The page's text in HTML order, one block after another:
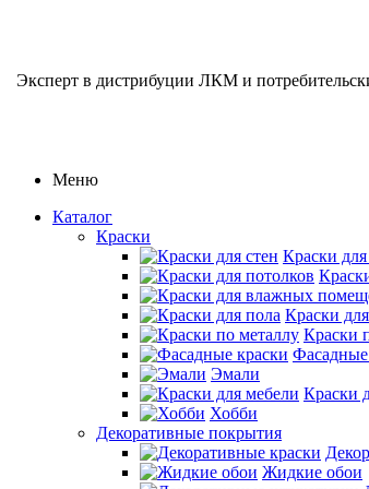
Эксперт в дистрибуции ЛКМ и
Меню
Каталог
Краски
Краски для
Краски
Краски
Фасадные
Эмали
Краски
Хобби
Декоративные покрытия
Жидкие обои